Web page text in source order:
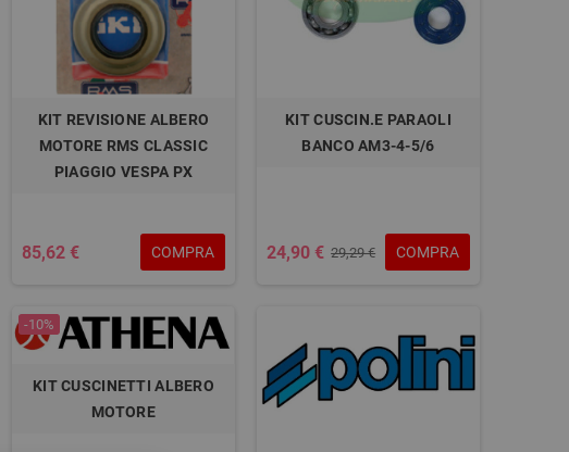
KIT REVISIONE ALBERO
MOTORE RMS CLASSIC
PIAGGIO VESPA PX
85,62 € COMPRA
KIT CUSCIN.E PARAOLI
BANCO AM3-4-5/6
24,90 € 29,29 € COMPRA
-10%
KIT CUSCINETTI ALBERO
MOTORE